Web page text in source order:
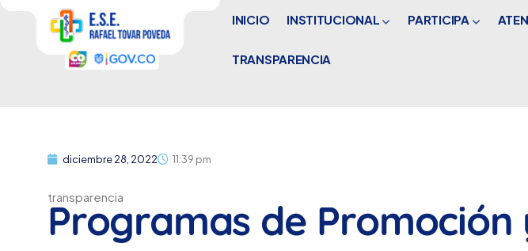
INICIO INSTITUCIONAL PARTICIPA
TRANSPARENCIA
diciembre 28, 2022 11:39 pm
transparencia
Programas de Promoción